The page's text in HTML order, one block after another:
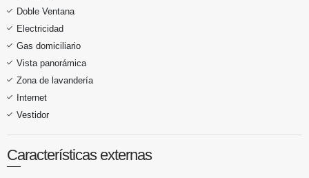
Doble Ventana
Electricidad
Gas domiciliario
Vista panorámica
Zona de lavandería
Internet
Vestidor
Características externas